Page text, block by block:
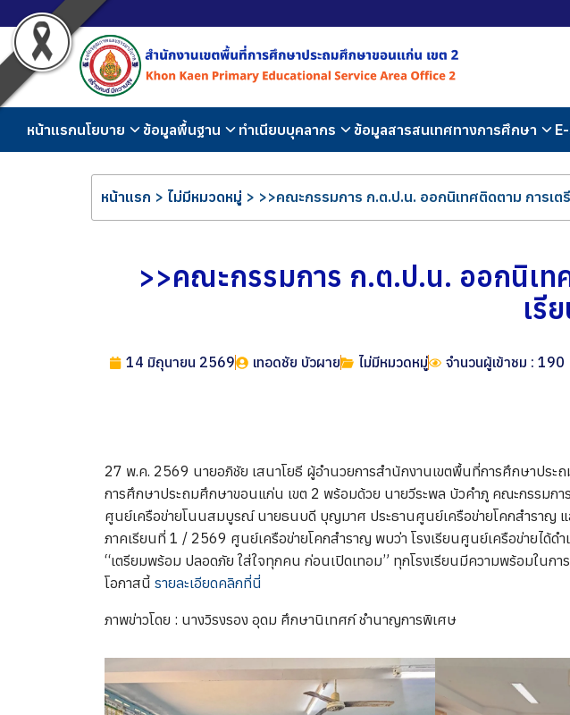
หน้าแรกนโยบาย ข้อมูลพื้นฐาน ทำเนียบบุคลากร ข้อมูลสารสนเทศทางการศึกษา
หน้าแรก > ไม่มีหมวดหมู่ > >>คณะกรรมการ ก.ต.ป.น. ออกนิเทศติดตาม การเ
>>คณะกรรมการ ก.ต.ป.น. ออกนิเ
เรี
14 มิถุนายน 2569 เทอดชัย บัวผาย ไม่มีหมวดหมู่ จำนวนผู้เข้าชม : 190
27 พ.ค. 2569 นายอภิชัย เสนาโยธี ผู้อำนวยการสำนักงานเขตพื้นที่การศึกษาปร
การศึกษาประถมศึกษาขอนแก่น เขต 2 พร้อมด้วย นายวีระพล บัวคำภู คณะกรรม
ศูนย์เครือข่ายโนนสมบูรณ์ นายธนบดี บุญมาศ ประธานศูนย์เครือข่ายโคกสำราญ แ
ภาคเรียนที่ 1 / 2569 ศูนย์เครือข่ายโคกสำราญ พบว่า โรงเรียนศูนย์เครือข่ายได้
“เตรียมพร้อม ปลอดภัย ใส่ใจทุกคน ก่อนเปิดเทอม” ทุกโรงเรียนมีความพร้อมใน
โอกาสนี้ รายละเอียดคลิกที่นี่
ภาพข่าวโดย : นางวิรงรอง อุดม ศึกษานิเทศก์ ชำนาญการพิเศษ